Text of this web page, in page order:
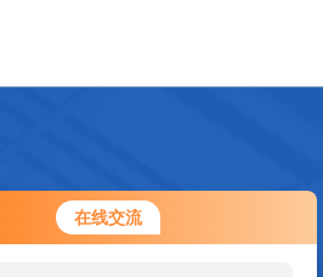
在线交流